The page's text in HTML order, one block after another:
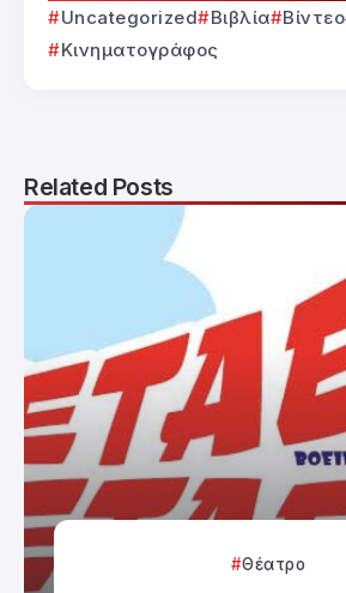
Uncategorized Βιβλία Βίντεο
Κινηματογράφος
Related Posts
Θέατρο